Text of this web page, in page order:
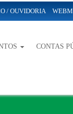
/ OUVIDORIA
CONTAS